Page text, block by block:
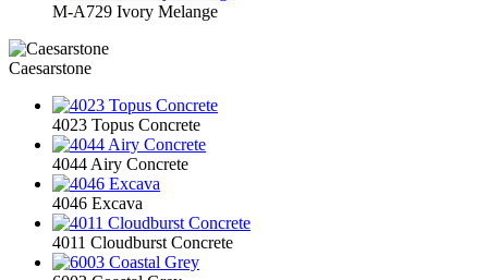
M-A729 Ivory Melange
Caesarstone
4023 Topus Concrete
4044 Airy Concrete
4046 Excava
4011 Cloudburst Concrete